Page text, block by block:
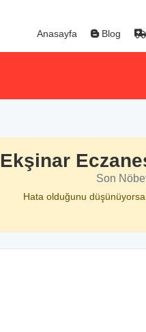
Anasayfa Blog
Ekşinar
Son
Hata olduğunu